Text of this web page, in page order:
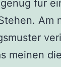
für
Am
meinen